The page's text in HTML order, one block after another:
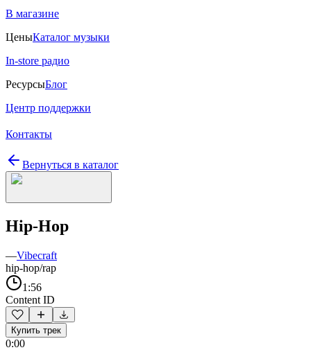
В магазине
ЦеныКаталог музыки
In-store радио
РесурсыБлог
Центр поддержки
Контакты
Вернуться в каталог
Hip-Hop
—Vibecraft
hip-hop/rap
1:56
Content ID
Купить трек
0:00